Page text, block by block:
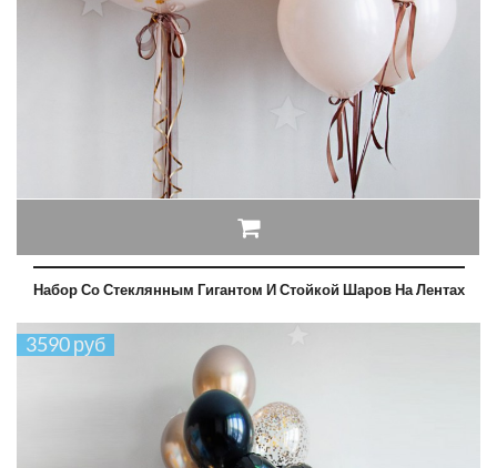
Набор Со Стеклянным Гигантом И Стойкой Шаров На Лентах
3590 руб